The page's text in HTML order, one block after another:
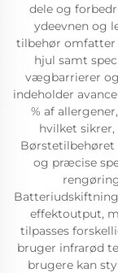
dele og
ydeevnen og
tilbehør omfatter
hjul samt
vægbarrierer
indeholder
% af
hvilket
Børstetilbehøret
og præcise
effektoutput,
tilpasses
bruger infrarød
brugere kan